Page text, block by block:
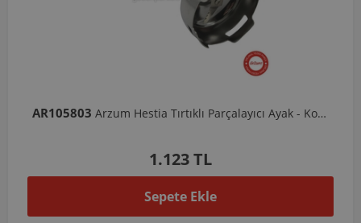
AR105803 Arzum Hestia Tırtıklı Parçalayıcı Ayak - Koyu Gri
1.123 TL
Sepete Ekle